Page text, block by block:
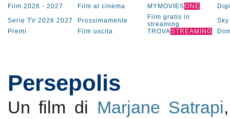
Film 2026 - 2027 Film al cinema MYMOVIESONE
Serie TV 2026 2027 Prossimamente
Film gratis in
streaming
Sky
Premi
Film uscita TROVASTREAMING
Persepolis
Un film di Marjane Satrapi